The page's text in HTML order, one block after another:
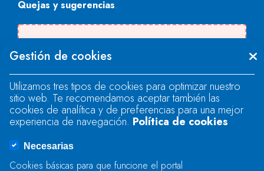
Quejas y sugerencias.
"text".
Se produjo un error al cargar el campo
"text".
Se produjo un error al cargar el campo
Gestión de cookies
Utilizamos tres tipos de cookies para optimizar nuestro
sitio web. Te recomendamos aceptar también las
cookies de analítica y de preferencias para una mejor
experiencia de navegación. Política de cookies
Necesarias
Cookies básicas para que funcione el portal